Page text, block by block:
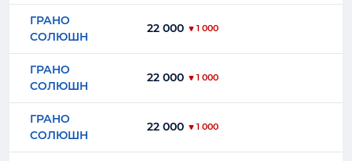
ГРАНО
СОЛЮШН
22 000 1 000
ГРАНО
СОЛЮШН
22 000 1 000
ГРАНО
СОЛЮШН
22 000 1 000